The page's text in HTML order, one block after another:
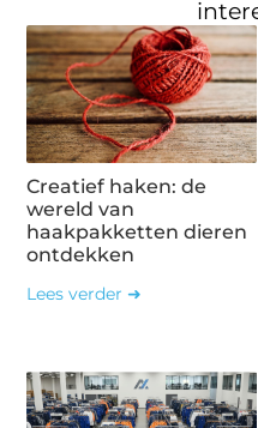
Creatief haken: de
wereld van
haakpakketten dieren
ontdekken
Lees verder ➜